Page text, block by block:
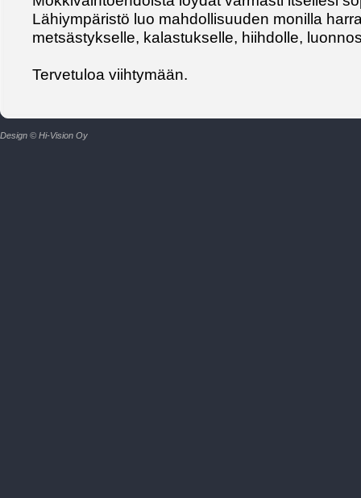
Lähiympäristö luo mahdollisuuden monilla
metsästykselle, kalastukselle, hiihdolle,
Tervetuloa viihtymään.
Design © Hi-Vision Oy